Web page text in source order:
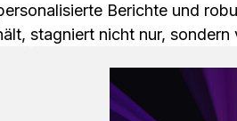
Berichte und
stagniert nicht nur, sondern